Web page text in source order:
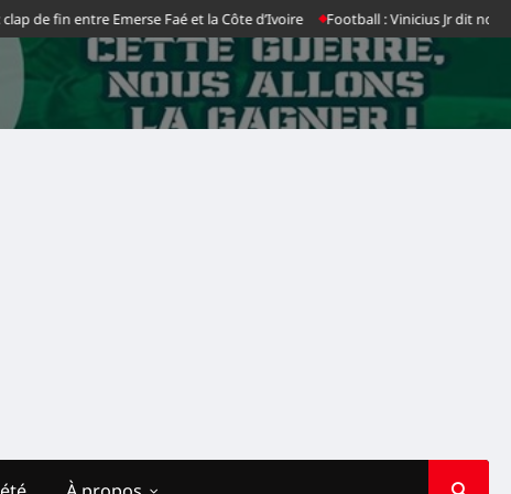
fin entre Emerse Faé et la Côte d’Ivoire Football : Vinicius Jr dit non au